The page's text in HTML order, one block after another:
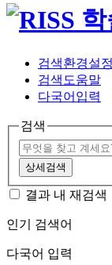
검색환경설정
검색도움말
다국어입력
검색
상세검색
결과 내 재검색
인기 검색어
다국어 입력